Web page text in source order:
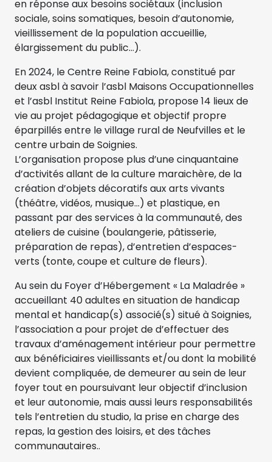
en réponse aux besoins sociétaux (inclusion
sociale, soins somatiques, besoin d’autonomie,
vieillissement de la population accueillie,
élargissement du public…).
En 2024, le Centre Reine Fabiola, constitué par
deux asbl à savoir l’asbl Maisons Occupationnelles
et l’asbl Institut Reine Fabiola, propose 14 lieux de
vie au projet pédagogique et objectif propre
éparpillés entre le village rural de Neufvilles et le
centre urbain de Soignies.
L’organisation propose plus d’une cinquantaine
d’activités allant de la culture maraichère, de la
création d’objets décoratifs aux arts vivants
(théâtre, vidéos, musique…) et plastique, en
passant par des services à la communauté, des
ateliers de cuisine (boulangerie, pâtisserie,
préparation de repas), d’entretien d’espaces-
verts (tonte, coupe et culture de fleurs).
Au sein du Foyer d’Hébergement « La Maladrée »
accueillant 40 adultes en situation de handicap
mental et handicap(s) associé(s) situé à Soignies,
l’association a pour projet de d’effectuer des
travaux d’aménagement intérieur pour permettre
aux bénéficiaires vieillissants et/ou dont la mobilité
devient compliquée, de demeurer au sein de leur
foyer tout en poursuivant leur objectif d’inclusion
et leur autonomie, mais aussi leurs responsabilités
tels l’entretien du studio, la prise en charge des
repas, la gestion des loisirs, et des tâches
communautaires..